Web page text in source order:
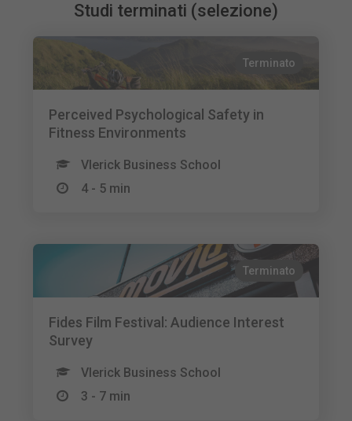
Studi terminati (selezione)
Terminato
Perceived Psychological Safety in
Fitness Environments
Vlerick Business School
4 - 5 min
Terminato
Fides Film Festival: Audience Interest
Survey
Vlerick Business School
3 - 7 min